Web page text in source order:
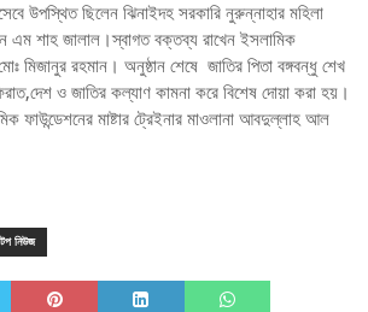
উপস্থিত ছিলেন ঝিনাইদহ সরকারি নুরুন্নাহার মহিলা
এম শাহ জালাল।স্বাগত বক্তব্য রাখেন ইসলামিক
মিজানুর রহমান। অনুষ্ঠান শেষে জাতির পিতা বঙ্গবন্ধু শেখ
ও জাতির কল্যাণ কামনা করে বিশেষ দোয়া করা হয়।
ফাউন্ডেশনের মাষ্টার ট্রেইনার মাওলানা আবদুল্লাহ আল
টপ নিউজ